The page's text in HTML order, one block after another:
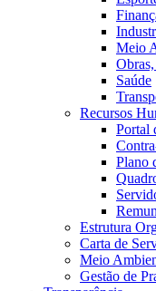
Meio
Saúde
Recursos
Portal
Plano
Estrutura
Carta de
Meio
Gestão de